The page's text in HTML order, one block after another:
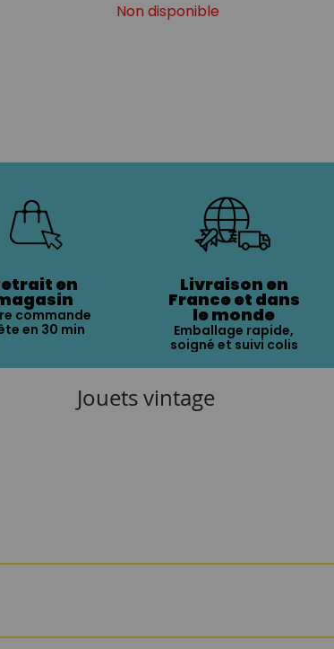
Non disponible
en
commande
en 30 min
Livraison en
France et dans
le monde
Emballage rapide,
soigné et suivi colis
Jouets vintage